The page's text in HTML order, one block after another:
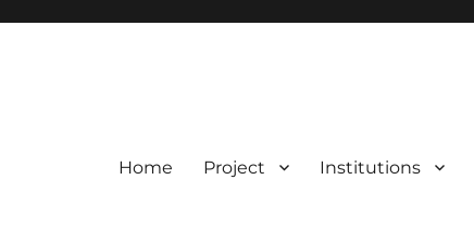
Home Project Institutions